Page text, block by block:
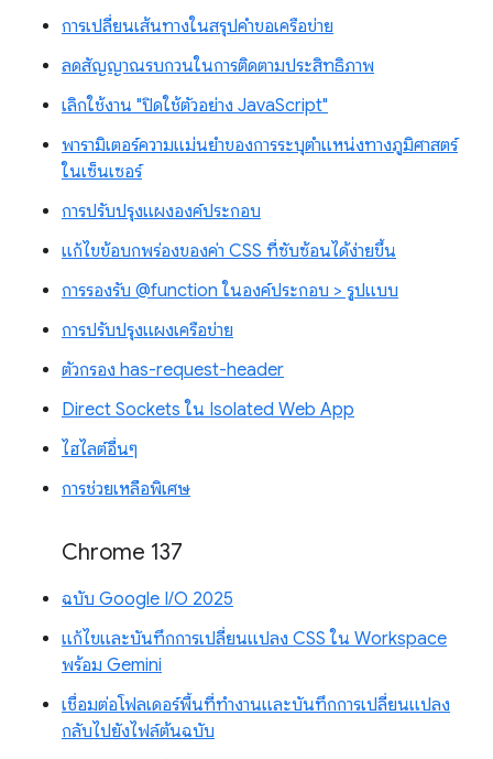
การเปลี่ยนเส้นทางในสรุปคำขอเครือข่าย
ลดสัญญาณรบกวนในการติดตามประสิทธิภาพ
เลิกใช้งาน "ปิดใช้ตัวอย่าง JavaScript"
พารามิเตอร์ความแม่นยำของการระบุตำแหน่งทางภูมิศาสตร์
ในเซ็นเซอร์
การปรับปรุงแผงองค์ประกอบ
แก้ไขข้อบกพร่องของค่า CSS ที่ซับซ้อนได้ง่ายขึ้น
การรองรับ @function ในองค์ประกอบ > รูปแบบ
การปรับปรุงแผงเครือข่าย
ตัวกรอง has-request-header
Direct Sockets ใน Isolated Web App
ไฮไลต์อื่นๆ
การช่วยเหลือพิเศษ
Chrome 137
ฉบับ Google I/O 2025
แก้ไขและบันทึกการเปลี่ยนแปลง CSS ใน Workspace
พร้อม Gemini
เชื่อมต่อโฟลเดอร์พื้นที่ทำงานและบันทึกการเปลี่ยนแปลง
กลับไปยังไฟล์ต้นฉบับ